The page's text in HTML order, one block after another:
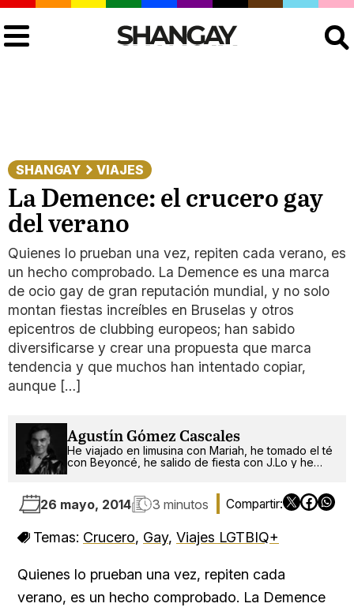
SHANGAY VIAJES
La Demence: el crucero gay
del verano
Quienes lo prueban una vez, repiten cada verano, es
un hecho comprobado. La Demence es una marca
de ocio gay de gran reputación mundial, y no solo
montan fiestas increíbles en Bruselas y otros
epicentros de clubbing europeos; han sabido
diversificarse y crear una propuesta que marca
tendencia y que muchos han intentado copiar,
aunque […]
Agustín Gómez Cascales
He viajado en limusina con Mariah, he tomado el té
con Beyoncé, he salido de fiesta con J.Lo y he
26 mayo, 2014 3 minutos
Temas: Crucero, Gay, Viajes LGTBIQ+
Quienes lo prueban una vez, repiten cada
verano, es un hecho comprobado. La Demence